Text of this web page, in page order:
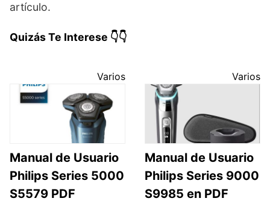
artículo.
Quizás Te Interese 👇👇
Varios
Manual de Usuario
Philips Series 5000
S5579 PDF
Varios
Manual de Usuario
Philips Series 9000
S9985 en PDF